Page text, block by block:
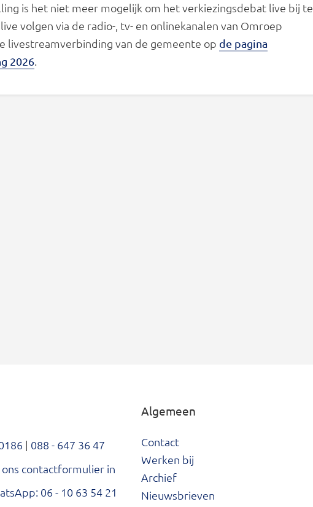
is het niet meer mogelijk om het verkiezingsdebat live bij te
volgen via de radio-, tv- en onlinekanalen van Omroep
livestreamverbinding van de gemeente op de pagina
2026.
| 088 - 647 36 47
ons contactformulier in
06 - 10 63 54 21
Algemeen
Contact
Werken bij
Archief
Nieuwsbrieven